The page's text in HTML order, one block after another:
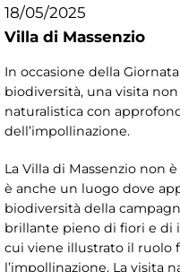
18/05/2025
Villa di Massenzio
In occasione della
biodiversità, una visita
naturalistica con
dell’impollinazione.
La Villa di Massenzio non
è anche un luogo dove
biodiversità della
brillante pieno di fiori e di
cui viene illustrato il ruolo
l’impollinazione. La visita